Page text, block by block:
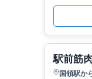
駅前筋
国領駅か